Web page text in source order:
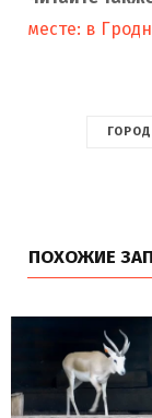
месте: в
ГОРОД
ПОХОЖИЕ